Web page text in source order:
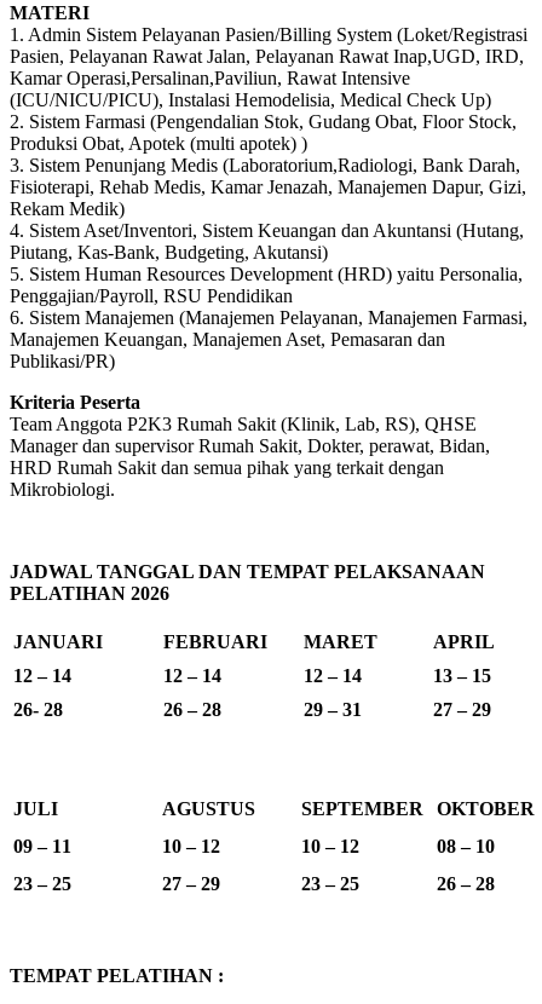
MATERI
1. Admin Sistem Pelayanan Pasien/Billing System (Loket/Registrasi
Pasien, Pelayanan Rawat Jalan, Pelayanan Rawat Inap,UGD, IRD,
Kamar Operasi,Persalinan,Paviliun, Rawat Intensive
(ICU/NICU/PICU), Instalasi Hemodelisia, Medical Check Up)
2. Sistem Farmasi (Pengendalian Stok, Gudang Obat, Floor Stock,
Produksi Obat, Apotek (multi apotek) )
3. Sistem Penunjang Medis (Laboratorium,Radiologi, Bank Darah,
Fisioterapi, Rehab Medis, Kamar Jenazah, Manajemen Dapur, Gizi,
Rekam Medik)
4. Sistem Aset/Inventori, Sistem Keuangan dan Akuntansi (Hutang,
Piutang, Kas-Bank, Budgeting, Akutansi)
5. Sistem Human Resources Development (HRD) yaitu Personalia,
Penggajian/Payroll, RSU Pendidikan
6. Sistem Manajemen (Manajemen Pelayanan, Manajemen Farmasi,
Manajemen Keuangan, Manajemen Aset, Pemasaran dan
Publikasi/PR)
Kriteria Peserta
Team Anggota P2K3 Rumah Sakit (Klinik, Lab, RS), QHSE
Manager dan supervisor Rumah Sakit, Dokter, perawat, Bidan,
HRD Rumah Sakit dan semua pihak yang terkait dengan
Mikrobiologi.
JADWAL TANGGAL DAN TEMPAT PELAKSANAAN
PELATIHAN 2026
JANUARI FEBRUARI MARET
APRIL
12 – 14
12 – 14 12 – 14
13 – 15
26- 28
26 – 28 29 – 31 27 – 29
JULI AGUSTUS SEPTEMBER
OKTOBER
09 – 11
10 – 12 10 – 12
08 – 10
23 – 25
27 – 29 23 – 25 26 – 28
TEMPAT PELATIHAN :